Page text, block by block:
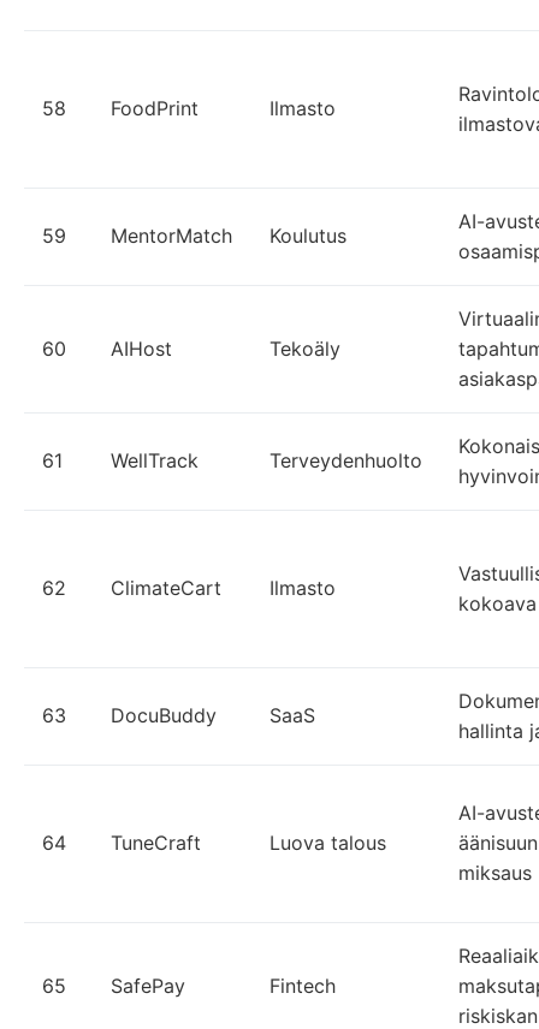
58 FoodPrint Ilmasto
59 MentorMatch Koulutus
AI-
60 AIHost Tekoäly
61 WellTrack Terveydenhuolto
62 ClimateCart Ilmasto
63 DocuBuddy SaaS
hallinta
64 TuneCraft Luova talous
AI-
miksaus
65 SafePay Fintech